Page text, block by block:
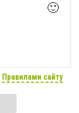
🙂
Правилами сайту